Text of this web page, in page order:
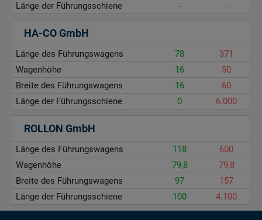
Länge der Führungsschiene
- -
HA-CO GmbH
Länge des Führungswagens 78
371
Wagenhöhe
16
50
Breite des Führungswagens
16
60
Länge der Führungsschiene
0 6.000
ROLLON GmbH
Länge des Führungswagens 118
600
Wagenhöhe
79,8
79,8
Breite des Führungswagens
97
157
Länge der Führungsschiene
100 4.100